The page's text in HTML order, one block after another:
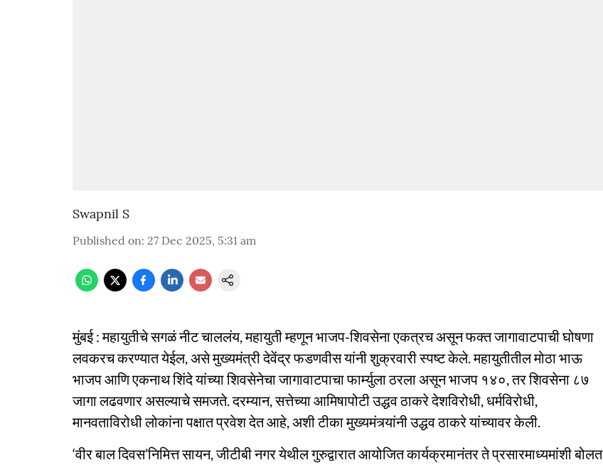
Swapnil S
Published on: 27 Dec 2025, 5:31 am
मुंबई : महायुतीचे सगळं नीट चाललंय, महायुती म्हणून भाजप-शिवसेना एकत्रच असून फक्त जागावाटपाची घोषणा
लवकरच करण्यात येईल, असे मुख्यमंत्री देवेंद्र फडणवीस यांनी शुक्रवारी स्पष्ट केले. महायुतीतील मोठा भाऊ
भाजप आणि एकनाथ शिंदे यांच्या शिवसेनेचा जागावाटपाचा फार्म्युला ठरला असून भाजप १४०, तर शिवसेना ८७
जागा लढवणार असल्याचे समजते. दरम्यान, सत्तेच्या आमिषापोटी उद्धव ठाकरे देशविरोधी, धर्मविरोधी,
मानवताविरोधी लोकांना पक्षात प्रवेश देत आहे, अशी टीका मुख्यमंत्र्यांनी उद्धव ठाकरे यांच्यावर केली.
‘वीर बाल दिवस’निमित्त सायन, जीटीबी नगर येथील गुरुद्वारात आयोजित कार्यक्रमानंतर ते प्रसारमाध्यमांशी बोलत